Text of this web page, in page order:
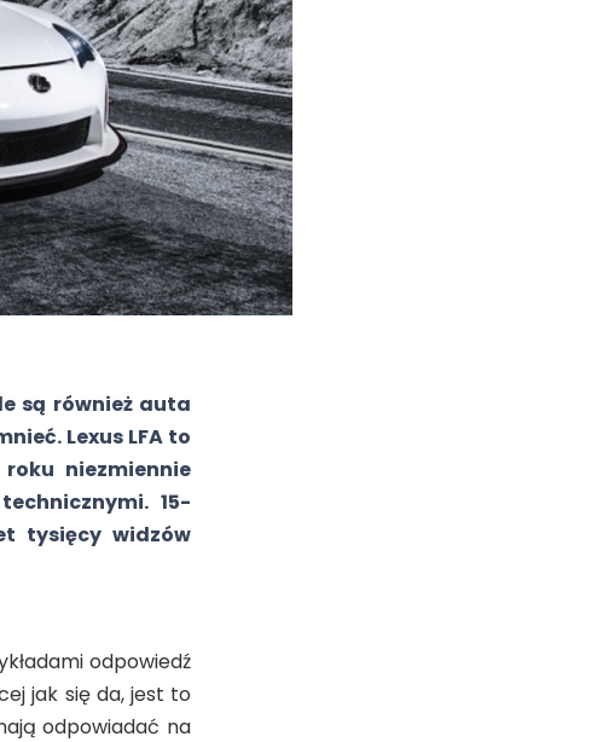
są również auta
Lexus LFA to
niezmiennie
15-
tysięcy widzów
odpowiedź
jak się da, jest to
odpowiadać na